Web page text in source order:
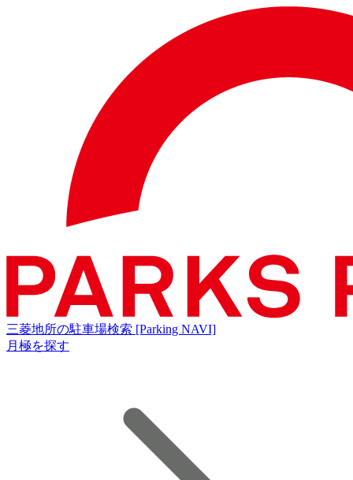
三菱地所の駐車場検索 [Parking NAVI]
月極を探す